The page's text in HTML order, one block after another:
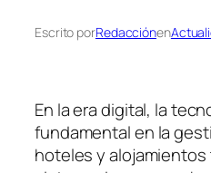
Escrito porRedacciónen
En la era digital, la
fundamental en la
hoteles y